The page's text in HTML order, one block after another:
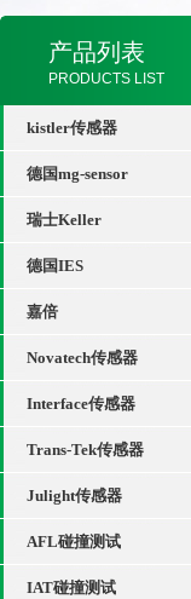
产品列表
PRODUCTS LIST
kistler传感器
德国mg-sensor
瑞士Keller
德国IES
嘉倍
Novatech传感器
Interface传感器
Trans-Tek传感器
Julight传感器
AFL碰撞测试
IAT碰撞测试